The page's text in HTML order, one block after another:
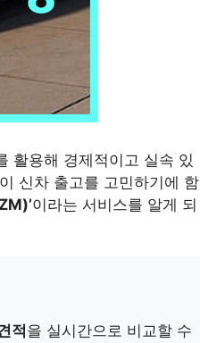
활용해 경제적이고 실속 있
신차 출고를 고민하기에 함
이라는 서비스를 알게 되
적을 실시간으로 비교할 수